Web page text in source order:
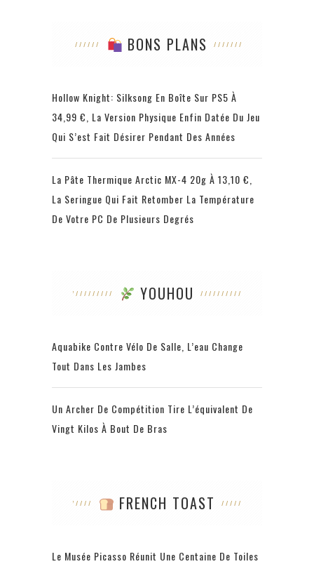
BONS PLANS
Hollow Knight: Silksong En Boîte Sur PS5 À
34,99 €, La Version Physique Enfin Datée Du Jeu
Qui S’est Fait Désirer Pendant Des Années
La Pâte Thermique Arctic MX-4 20g À 13,10 €,
La Seringue Qui Fait Retomber La Température
De Votre PC De Plusieurs Degrés
YOUHOU
Aquabike Contre Vélo De Salle, L’eau Change
Tout Dans Les Jambes
Un Archer De Compétition Tire L’équivalent De
Vingt Kilos À Bout De Bras
FRENCH TOAST
Le Musée Picasso Réunit Une Centaine De Toiles